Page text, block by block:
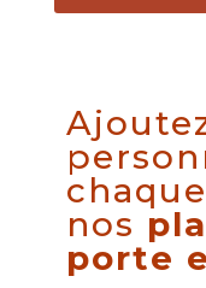
nos
porte